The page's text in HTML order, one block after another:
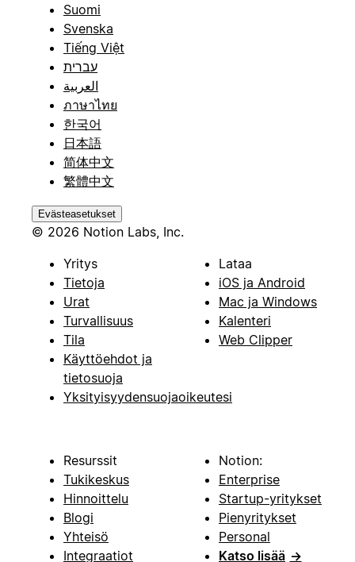
Suomi
Svenska
Tiếng Việt
עברית
العربية
ภาษาไทย
한국어
日本語
简体中文
繁體中文
Evästeasetukset
© 2026 Notion Labs, Inc.
Yritys
Tietoja
Urat
Turvallisuus
Tila
Käyttöehdot ja
tietosuoja
Yksityisyydensuojaoikeutesi
Lataa
iOS ja Android
Mac ja Windows
Kalenteri
Web Clipper
Resurssit
Tukikeskus
Hinnoittelu
Blogi
Yhteisö
Integraatiot
Notion:
Enterprise
Startup-yritykset
Pienyritykset
Personal
Katso lisää →